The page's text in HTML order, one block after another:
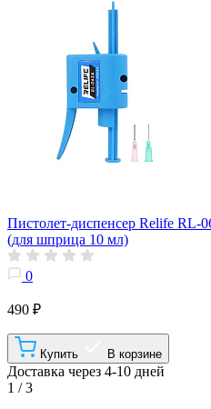
Пистолет-диспенсер Relife RL-
(для шприца 10 мл)
0
490 ₽
Купить В корзине
Доставка через 4-10 дней
1 / 3